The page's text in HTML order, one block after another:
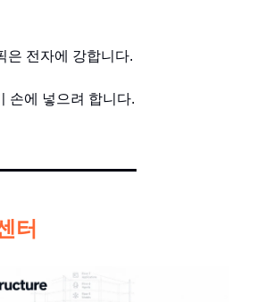
은 전자에 강합니다.
손에 넣으려 합니다.
터